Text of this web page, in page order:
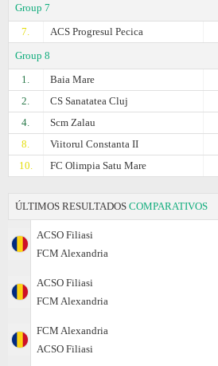
Group 7
7.
ACS Progresul Pecica
Group 8
1.
Baia Mare
2.
CS Sanatatea Cluj
4.
Scm Zalau
8.
Viitorul Constanta II
10.
FC Olimpia Satu Mare
ÚLTIMOS RESULTADOS COMPARATIVOS
ACSO Filiasi
FCM Alexandria
ACSO Filiasi
FCM Alexandria
FCM Alexandria
ACSO Filiasi